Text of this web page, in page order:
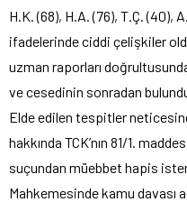
H.K. (68), H.A. (76), T.Ç. (40),
ifadelerinde ciddi çelişkiler
uzman raporları
ve cesedinin sonradan
Elde edilen tespitler
hakkında TCK’nın 81/1.
suçundan müebbet hapis
Mahkemesinde kamu davası